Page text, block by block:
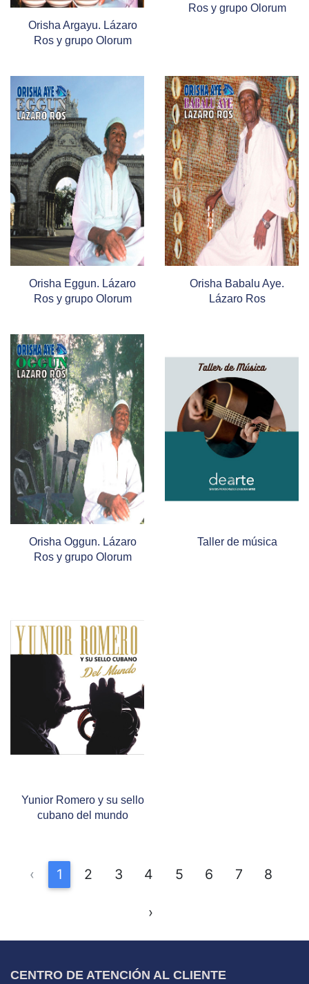
Orisha Argayu. Lázaro
Ros y grupo Olorum
Ros y grupo Olorum
Orisha Eggun. Lázaro
Ros y grupo Olorum
Orisha Babalu Aye.
Lázaro Ros
Orisha Oggun. Lázaro
Ros y grupo Olorum
Taller de música
Yunior Romero y su sello
cubano del mundo
‹ 1 2 3 4 5 6 7 8
›
CENTRO DE ATENCIÓN AL CLIENTE